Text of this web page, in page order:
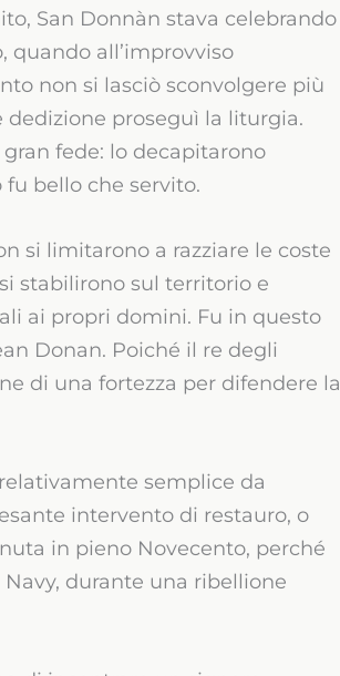
San Donnàn stava celebrando
quando all’improvviso
non si lasciò sconvolgere più
dedizione proseguì la liturgia.
fede: lo decapitarono
bello che servito.
si limitarono a razziare le coste
stabilirono sul territorio e
ai propri domini. Fu in questo
Donan. Poiché il re degli
di una fortezza per difendere la
semplice da
intervento di restauro, o
in pieno Novecento, perché
Navy, durante una ribellione